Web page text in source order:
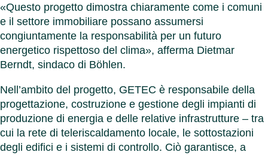
«Questo progetto dimostra chiaramente come i comuni
e il settore immobiliare possano assumersi
congiuntamente la responsabilità per un futuro
energetico rispettoso del clima», afferma Dietmar
Berndt, sindaco di Böhlen.
Nell’ambito del progetto, GETEC è responsabile della
progettazione, costruzione e gestione degli impianti di
produzione di energia e delle relative infrastrutture – tra
cui la rete di teleriscaldamento locale, le sottostazioni
degli edifici e i sistemi di controllo. Ciò garantisce, a